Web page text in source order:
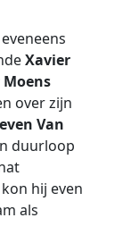
Xavier
over zijn
Van
duurloop
hij even
als